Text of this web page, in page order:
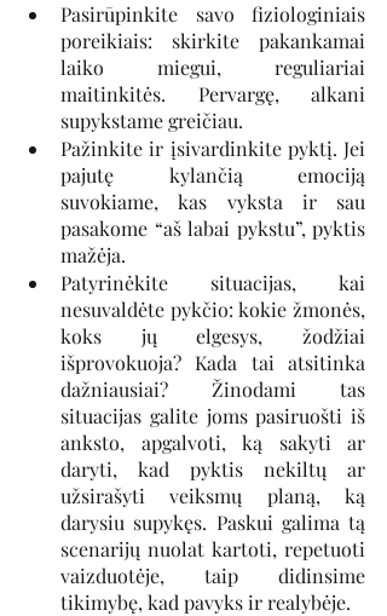
Pasirūpinkite savo fiziologiniais
poreikiais: skirkite pakankamai
laiko miegui, reguliariai
maitinkitės. Pervargę, alkani
supykstame greičiau.
Pažinkite ir įsivardinkite pyktį. Jei
pajutę kylančią emociją
suvokiame, kas vyksta ir sau
pasakome “aš labai pykstu”, pyktis
mažėja.
Patyrinėkite situacijas, kai
nesuvaldėte pykčio: kokie žmonės,
koks jų elgesys, žodžiai
išprovokuoja? Kada tai atsitinka
dažniausiai? Žinodami tas
situacijas galite joms pasiruošti iš
anksto, apgalvoti, ką sakyti ar
daryti, kad pyktis nekiltų ar
užsirašyti veiksmų planą, ką
darysiu supykęs. Paskui galima tą
scenarijų nuolat kartoti, repetuoti
vaizduotėje, taip didinsime
tikimybę, kad pavyks ir realybėje.